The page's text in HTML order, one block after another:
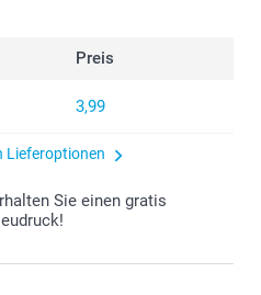
Preis
3,99
Lieferoptionen
Sie einen gratis